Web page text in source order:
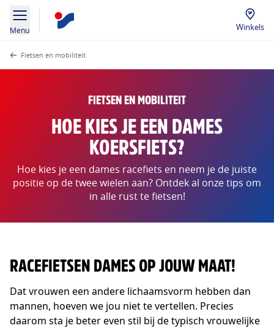
Menu Winkels
Fietsen en mobiliteit
FIETSEN EN MOBILITEIT
HOE KIES JE EEN DAMES
KOERSFIETS?
Hoe kies je een dames racefiets en neem je de juiste
positie op de twee wielen aan? Ontdek al onze tips om
in alle rust te fietsen!
RACEFIETSEN DAMES OP JOUW MAAT!
Dat vrouwen een andere lichaamsvorm hebben dan
mannen, hoeven we jou niet te vertellen. Precies
daarom sta je beter even stil bij de typisch vrouwelijke